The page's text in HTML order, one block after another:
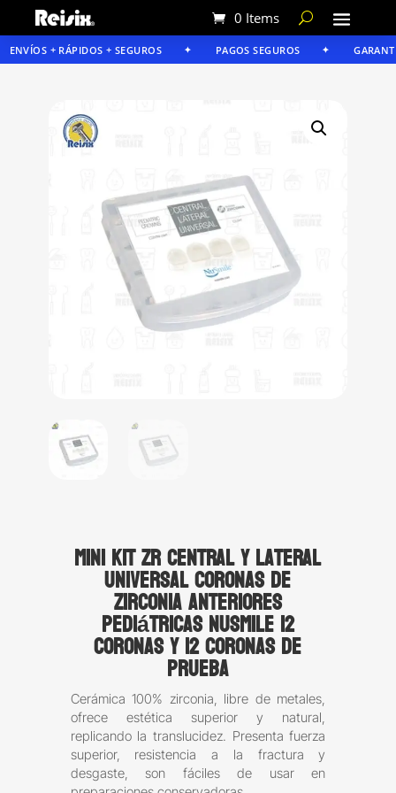
0 Items
+ RÁPIDOS + SEGUROS PAGOS SEGUROS
Mini kit ZR Central y lateral
Universal coronas de
zirconia anteriores
pediátricas NuSmile 12
coronas y 12 coronas de
prueba
Cerámica 100% zirconia, libre de metales,
ofrece estética superior y natural,
replicando la translucidez. Presenta fuerza
superior, resistencia a la fractura y
desgaste, son fáciles de usar en